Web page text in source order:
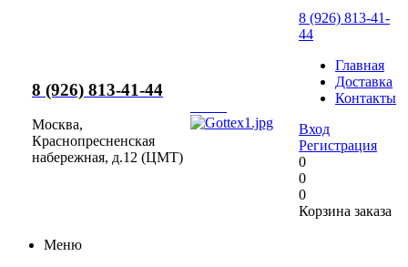
8 (926) 813-41-44
Москва,
Краснопресненская
набережная, д.12 (ЦМТ)
8 (926) 813-41-
44
Главная
Доставка
Контакты
Вход
Регистрация
0
0
0
Корзина заказа
Меню